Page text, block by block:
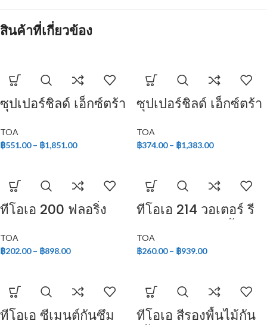
สินค้าที่เกี่ยวข้อง
ซุปเปอร์ชิลด์ เอ็กซ์ตร้า
สำหรับภายนอก
TOA
฿551.00 – ฿1,851.00
ซุปเปอร์ชิลด์ เอ็กซ์ตร้า
สำหรับภายใน
TOA
฿374.00 – ฿1,383.00
ทีโอเอ 200 ฟลอริ่ง
TOA
฿202.00 – ฿898.00
ทีโอเอ 214 วอเตอร์ รี
TOA
฿260.00 – ฿939.00
ทีโอเอ ซีเมนต์กันซึม
ทีโอเอ สีรองพื้นไม้กัน